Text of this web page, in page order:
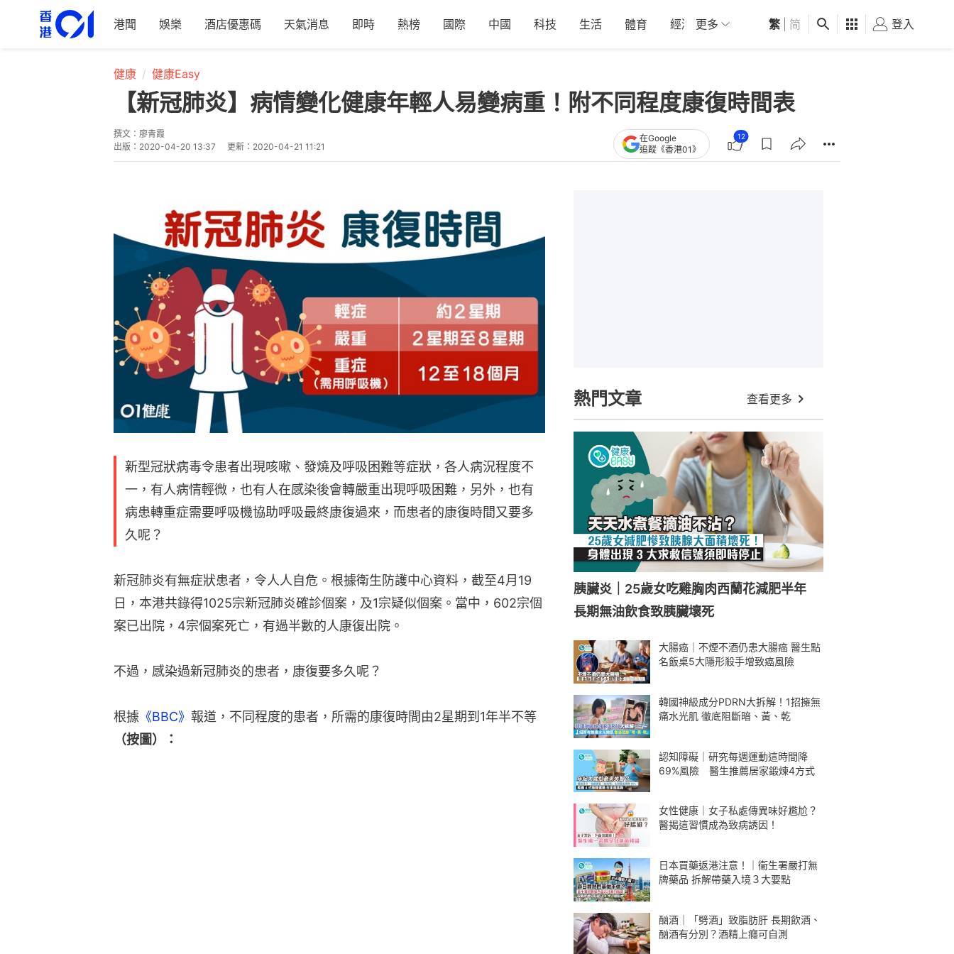
港聞 娛樂 酒店優惠碼 天氣消息 即時 熱榜 國際 中國 科技 生活 體育 經濟 01深圳 觀點 健康 好食玩飛
更多 繁 简 登入
健康 健康Easy
【新冠肺炎】病情變化健康年輕人易變病重！附不同程度康復時間表
撰文： 廖青霞
出版： 2020-04-20 13:37 更新： 2020-04-21 11:21
在Google
追蹤《香港01》
12
新型冠狀病毒令患者出現咳嗽、發燒及呼吸困難等症狀，各人病況程度不
一，有人病情輕微，也有人在感染後會轉嚴重出現呼吸困難，另外，也有
病患轉重症需要呼吸機協助呼吸最終康復過來，而患者的康復時間又要多
久呢？
新冠肺炎有無症狀患者，令人人自危。根據衛生防護中心資料，截至4月19
日，本港共錄得1025宗新冠肺炎確診個案，及1宗疑似個案。當中，602宗個
案已出院，4宗個案死亡，有過半數的人康復出院。
不過，感染過新冠肺炎的患者，康復要多久呢？
根據 《BBC》 報道，不同程度的患者，所需的康復時間由2星期到1年半不等
（按圖）：
熱門文章 查看更多
胰臟炎｜25歲女吃雞胸肉西蘭花減肥半年
長期無油飲食致胰臟壞死
大腸癌｜不煙不酒仍患大腸癌 醫生點
名飯桌5大隱形殺手增致癌風險
韓國神級成分PDRN大拆解！1招擁無
痛水光肌 徹底阻斷暗、黃、乾
認知障礙｜研究每週運動這時間降
69%風險 醫生推薦居家鍛煉4方式
女性健康｜女子私處傳異味好尷尬？
醫揭這習慣成為致病誘因！
日本買藥返港注意！｜衞生署嚴打無
牌藥品 拆解帶藥入境３大要點
酗酒｜「劈酒」致脂肪肝 長期飲酒、
酗酒有分別？酒精上癮可自測